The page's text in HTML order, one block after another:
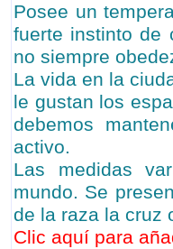
Posee un
fuerte instinto de
no siempre
La vida en la
le gustan los
debemos
activo.
Las medidas
mundo. Se
de la raza la cruz
Clic aquí para